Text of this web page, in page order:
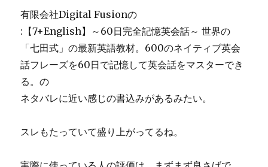
有限会社Digital Fusionの
:【7+English】～60日完全記憶英会話～ 世界の
「七田式」の最新英語教材。600のネイティブ英会
話フレーズを60日で記憶して英会話をマスターでき
る。の
ネタバレに近い感じの書込みがあるみたい。
スレもたっていて盛り上がってるね。